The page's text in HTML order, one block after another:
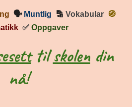
🗣 Muntlig 🔡 Vokabular
🧭
✅ Oppgaver
tilskolendin
nå!